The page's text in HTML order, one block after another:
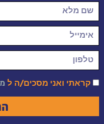
קראתי ואני מסכים/ה ל